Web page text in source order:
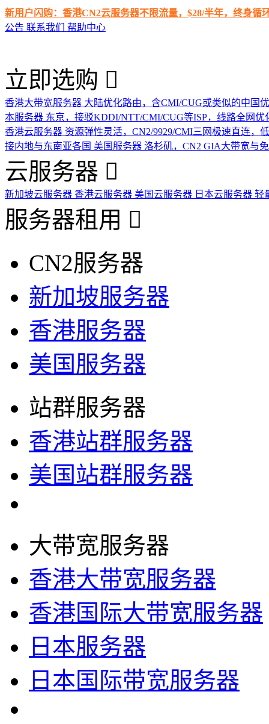
新用户闪购：香港CN2云服务器不限流量，$28/半年，终身循
公告 联系我们 帮助中心
立即选购
香港大带宽服务器 大陆优化路由，含CMI/CUG或类似的中国
本服务器 东京，接驳KDDI/NTT/CMI/CUG等ISP，线路全网优
香港云服务器 资源弹性灵活，CN2/9929/CMI三网极速直连，
接内地与东南亚各国 美国服务器 洛杉矶，CN2 GIA大带宽与
云服务器
新加坡云服务器 香港云服务器 美国云服务器 日本云服务器 轻
服务器租用
CN2服务器
新加坡服务器
香港服务器
美国服务器
站群服务器
香港站群服务器
美国站群服务器
大带宽服务器
香港大带宽服务器
香港国际大带宽服务器
日本服务器
日本国际带宽服务器